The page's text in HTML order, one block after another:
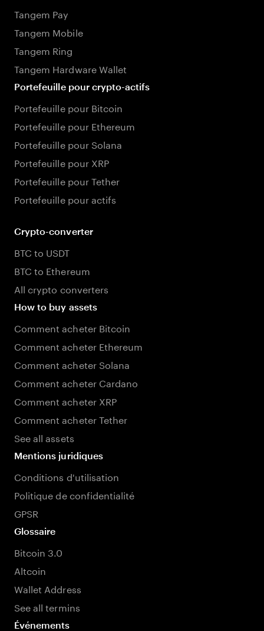
Tangem Pay
Tangem Mobile
Tangem Ring
Tangem Hardware Wallet
Portefeuille pour crypto-actifs
Portefeuille pour Bitcoin
Portefeuille pour Ethereum
Portefeuille pour Solana
Portefeuille pour XRP
Portefeuille pour Tether
Portefeuille pour actifs
Crypto-converter
BTC to USDT
BTC to Ethereum
All crypto converters
How to buy assets
Comment acheter Bitcoin
Comment acheter Ethereum
Comment acheter Solana
Comment acheter Cardano
Comment acheter XRP
Comment acheter Tether
See all assets
Mentions juridiques
Conditions d'utilisation
Politique de confidentialité
GPSR
Glossaire
Bitcoin 3.0
Altcoin
Wallet Address
See all termins
Événements